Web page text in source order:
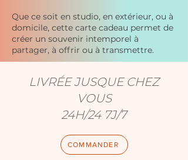
Que ce soit en studio, en extérieur, ou à
domicile, cette carte cadeau permet de
créer un souvenir intemporel à
partager, à offrir ou à transmettre.
LIVRÉE JUSQUE CHEZ
VOUS
24H/24 7J/7
COMMANDER